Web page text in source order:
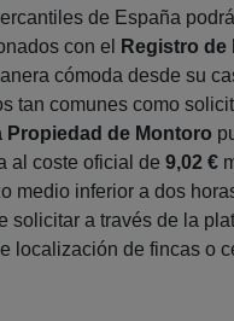
de España
con el
Registro de
cómoda desde su
tan comunes como
Propiedad de Montoro
al coste oficial de 9,02 €
medio inferior a dos
solicitar a través de la
localización de fincas o